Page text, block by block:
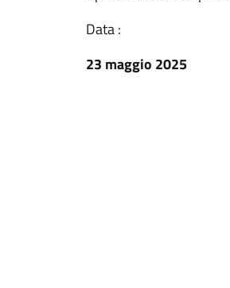
Data :
23 maggio 2025